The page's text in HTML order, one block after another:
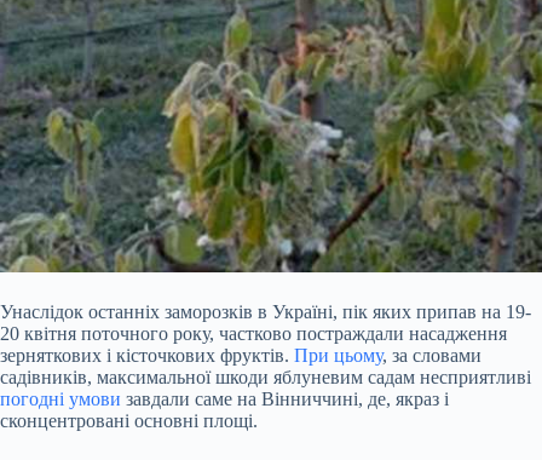
Унаслідок останніх заморозків в Україні, пік яких припав на 19-
20 квітня поточного року, частково постраждали насадження
зерняткових і кісточкових фруктів. При цьому, за словами
садівників, максимальної шкоди яблуневим садам несприятливі
погодні умови завдали саме на Вінниччині, де, якраз і
сконцентровані основні площі.